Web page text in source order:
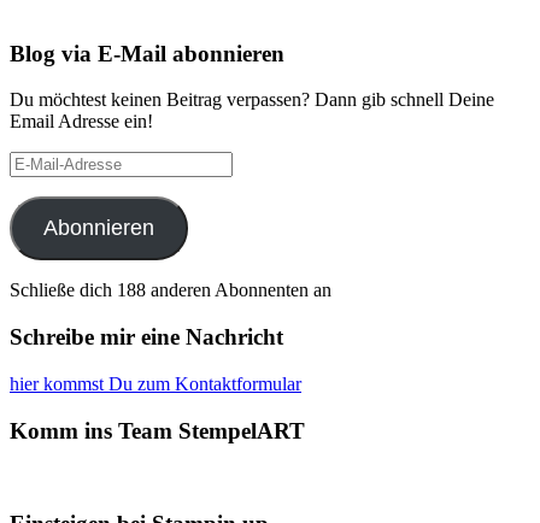
Blog via E-Mail abonnieren
Du möchtest keinen Beitrag verpassen? Dann gib schnell Deine
Email Adresse ein!
E-
Mail-
Adresse
Abonnieren
Schließe dich 188 anderen Abonnenten an
Schreibe mir eine Nachricht
hier kommst Du zum Kontaktformular
Komm ins Team StempelART